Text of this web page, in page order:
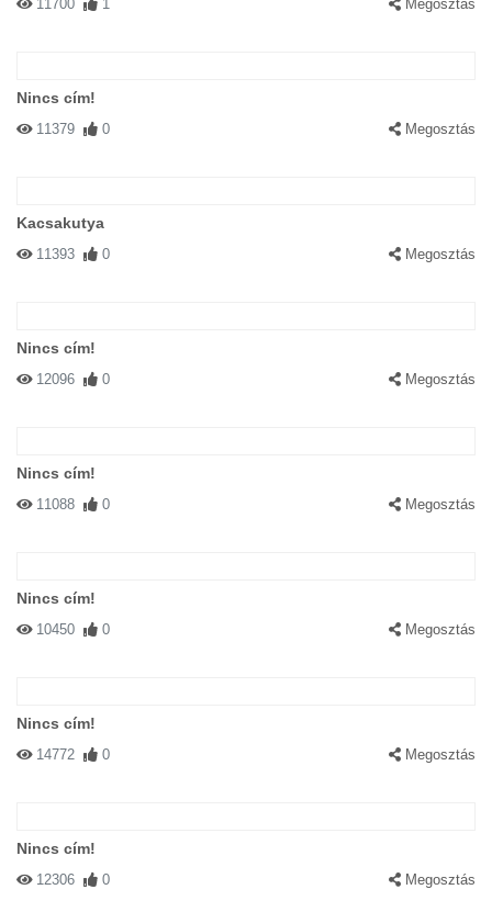
11700 1 Megosztás
Nincs cím!
11379 0 Megosztás
Kacsakutya
11393 0 Megosztás
Nincs cím!
12096 0 Megosztás
Nincs cím!
11088 0 Megosztás
Nincs cím!
10450 0 Megosztás
Nincs cím!
14772 0 Megosztás
Nincs cím!
12306 0 Megosztás